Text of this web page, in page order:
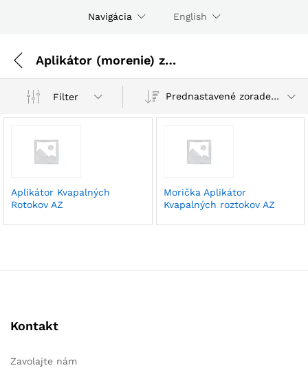
Navigácia English
Aplikátor (morenie) zemiakov
Filter Prednastavené zoradenie
Aplikátor Kvapalných
Rotokov AZ
Morička Aplikátor
Kvapalných roztokov AZ
Kontakt
Zavolajte nám